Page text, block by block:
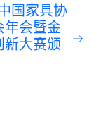
国家具协
年会暨金
新大赛颁